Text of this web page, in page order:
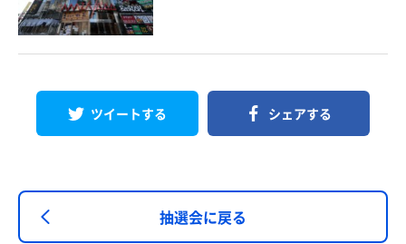
ツイートする シェアする
抽選会に戻る